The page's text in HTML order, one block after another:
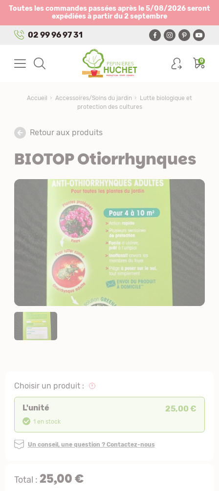
Toutes les commandes passées après le 5/08/2026 seront
expédiées à partir du 2 septembre
02 99 96 97 31
0
Accueil Accessoires/Soins du jardin
Lutte biologique et
protection des cultures
Retour aux produits
BIOTOP Otiorrhynques
Choisir un produit :
L'unité 25,00 €
1 en stock
Un conseil, une question ? Contactez-nous
Total : 25,00 €
Panneau de gestion des cookies